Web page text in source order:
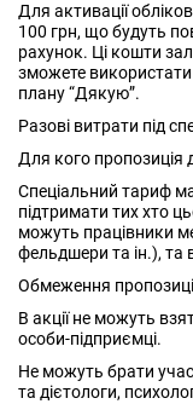
Для активації
100 грн, що будуть
рахунок. Ці кошти
зможете використати
плану “Дякую”.
Разові витрати під
Для кого пропозиція
Спеціальний тариф
підтримати тих хто
можуть працівники
фельдшери та ін.), та
Обмеження
В акції не можуть
особи-підприємці.
Не можуть брати
та дієтологи,